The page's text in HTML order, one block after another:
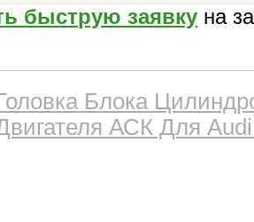
быструю заявку на
Блока
АСК Для